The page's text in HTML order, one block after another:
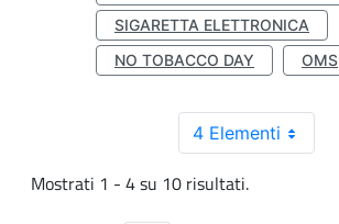
SIGARETTA ELETTRONICA
NO TOBACCO DAY
OMS
4 Elementi
Mostrati 1 - 4 su 10 risultati.